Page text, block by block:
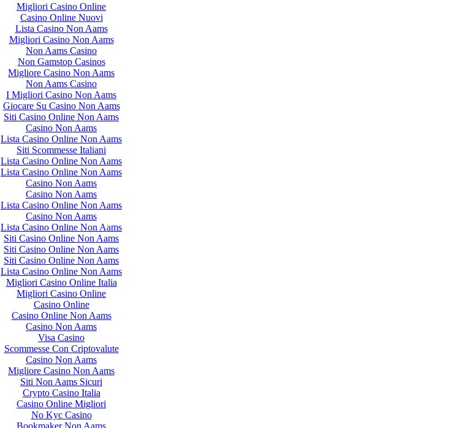
Migliori Casino Online
Casino Online Nuovi
Lista Casino Non Aams
Migliori Casino Non Aams
Non Aams Casino
Non Gamstop Casinos
Migliore Casino Non Aams
Non Aams Casino
I Migliori Casino Non Aams
Giocare Su Casino Non Aams
Siti Casino Online Non Aams
Casino Non Aams
Lista Casino Online Non Aams
Siti Scommesse Italiani
Lista Casino Online Non Aams
Lista Casino Online Non Aams
Casino Non Aams
Casino Non Aams
Lista Casino Online Non Aams
Casino Non Aams
Lista Casino Online Non Aams
Siti Casino Online Non Aams
Siti Casino Online Non Aams
Siti Casino Online Non Aams
Lista Casino Online Non Aams
Migliori Casino Online Italia
Migliori Casino Online
Casino Online
Casino Online Non Aams
Casino Non Aams
Visa Casino
Scommesse Con Criptovalute
Casino Non Aams
Migliore Casino Non Aams
Siti Non Aams Sicuri
Crypto Casino Italia
Casino Online Migliori
No Kyc Casino
Bookmaker Non Aams